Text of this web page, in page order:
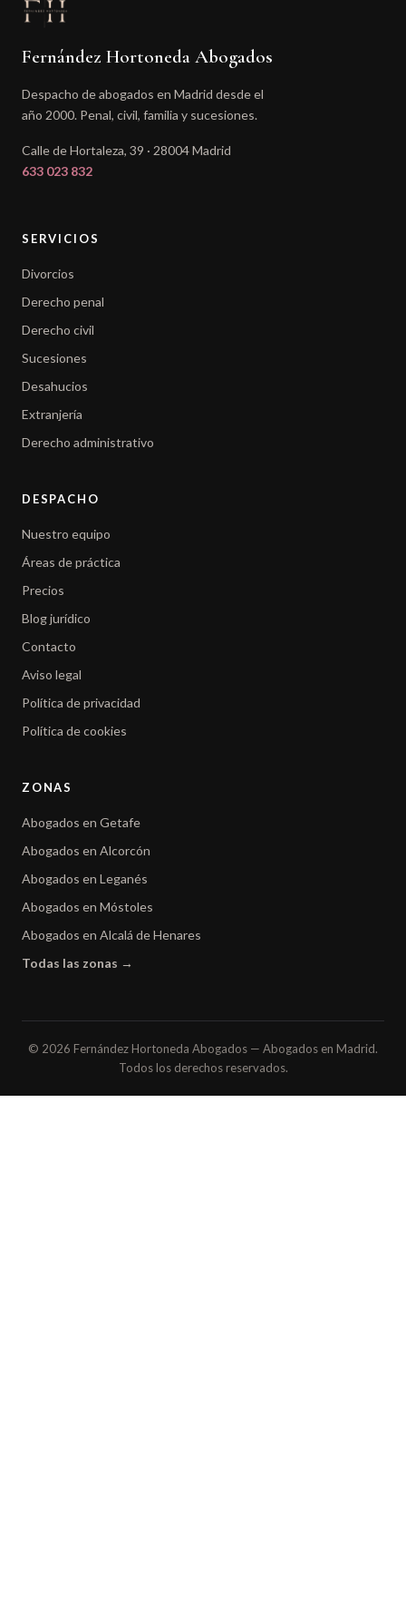
Fernández Hortoneda Abogados
Despacho de abogados en Madrid desde el
año 2000. Penal, civil, familia y sucesiones.
Calle de Hortaleza, 39 · 28004 Madrid
633 023 832
SERVICIOS
Divorcios
Derecho penal
Derecho civil
Sucesiones
Desahucios
Extranjería
Derecho administrativo
DESPACHO
Nuestro equipo
Áreas de práctica
Precios
Blog jurídico
Contacto
Aviso legal
Política de privacidad
Política de cookies
ZONAS
Abogados en Getafe
Abogados en Alcorcón
Abogados en Leganés
Abogados en Móstoles
Abogados en Alcalá de Henares
Todas las zonas →
© 2026 Fernández Hortoneda Abogados — Abogados en Madrid.
Todos los derechos reservados.